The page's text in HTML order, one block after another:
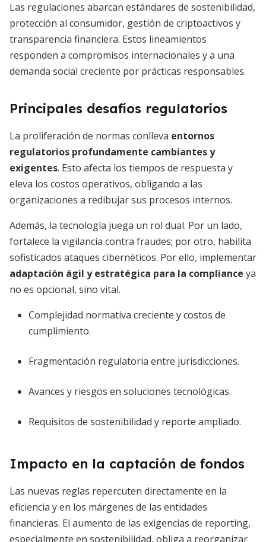
Las regulaciones abarcan estándares de sostenibilidad,
protección al consumidor, gestión de criptoactivos y
transparencia financiera. Estos lineamientos
responden a compromisos internacionales y a una
demanda social creciente por prácticas responsables.
Principales desafíos regulatorios
La proliferación de normas conlleva entornos
regulatorios profundamente cambiantes y
exigentes. Esto afecta los tiempos de respuesta y
eleva los costos operativos, obligando a las
organizaciones a redibujar sus procesos internos.
Además, la tecnología juega un rol dual. Por un lado,
fortalece la vigilancia contra fraudes; por otro, habilita
sofisticados ataques cibernéticos. Por ello, implementar
adaptación ágil y estratégica para la compliance ya
no es opcional, sino vital.
Complejidad normativa creciente y costos de
cumplimiento.
Fragmentación regulatoria entre jurisdicciones.
Avances y riesgos en soluciones tecnológicas.
Requisitos de sostenibilidad y reporte ampliado.
Impacto en la captación de fondos
Las nuevas reglas repercuten directamente en la
eficiencia y en los márgenes de las entidades
financieras. El aumento de las exigencias de reporting,
especialmente en sostenibilidad, obliga a reorganizar